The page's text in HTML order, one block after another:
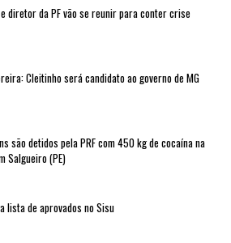
diretor da PF vão se reunir para conter crise
Cleitinho será candidato ao governo de MG
são detidos pela PRF com 450 kg de cocaína na
Salgueiro (PE)
lista de aprovados no Sisu